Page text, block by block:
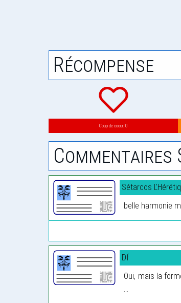
Récompense
Coup de coeur: 0
Commentaires
Sétarcos
belle harmonie
Df
Oui, mais la